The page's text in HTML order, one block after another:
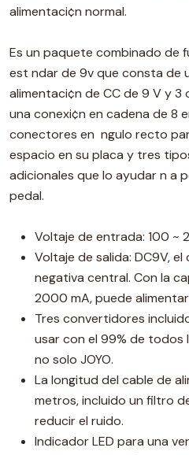
alimentaci¢n normal.
Es un paquete combinado de
est ndar de 9v que consta de
alimentaci¢n de CC de 9 V y 3
una conexi¢n en cadena de 8
conectores en ngulo recto
espacio en su placa y tres
adicionales que lo ayudar n a
pedal.
Voltaje de entrada: 100 ~
Voltaje de salida: DC9V,
negativa central. Con la
2000 mA, puede
Tres convertidores
usar con el 99% de todos
no solo JOYO.
La longitud del cable de
metros, incluido un filtro
reducir el ruido.
Indicador LED para una